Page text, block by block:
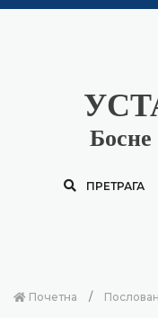
Босне
ПРЕТРАГА
Почетна